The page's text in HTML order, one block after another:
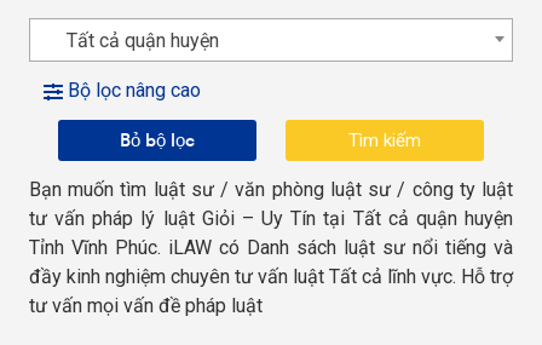
Tất cả quận huyện
Bộ lọc nâng cao
Bỏ bộ lọc
Bạn muốn tìm luật sư / văn phòng luật sư / công ty luật
tư vấn pháp lý luật Giỏi – Uy Tín tại Tất cả quận huyện
Tỉnh Vĩnh Phúc. iLAW có Danh sách luật sư nổi tiếng và
đầy kinh nghiệm chuyên tư vấn luật Tất cả lĩnh vực. Hỗ trợ
tư vấn mọi vấn đề pháp luật